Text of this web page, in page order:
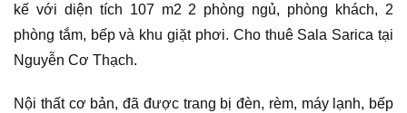
kế với diện tích 107 m2 2 phòng ngủ, phòng khách, 2
phòng tắm, bếp và khu giặt phơi. Cho thuê Sala Sarica tại
Nguyễn Cơ Thạch.
Nội thất cơ bản, đã được trang bị đèn, rèm, máy lạnh, bếp